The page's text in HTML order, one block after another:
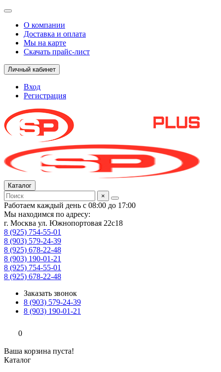
О компании
Доставка и оплата
Мы на карте
Скачать прайс-лист
Личный кабинет
Вход
Регистрация
Каталог
×
Работаем каждый день с 08:00 до 17:00
Мы находимся по адресу:
г. Москва ул. Южнопортовая 22с18
8 (925) 754-55-01
8 (903) 579-24-39
8 (925) 678-22-48
8 (903) 190-01-21
8 (925) 754-55-01
8 (925) 678-22-48
Заказать звонок
8 (903) 579-24-39
8 (903) 190-01-21
0
Ваша корзина пуста!
Каталог